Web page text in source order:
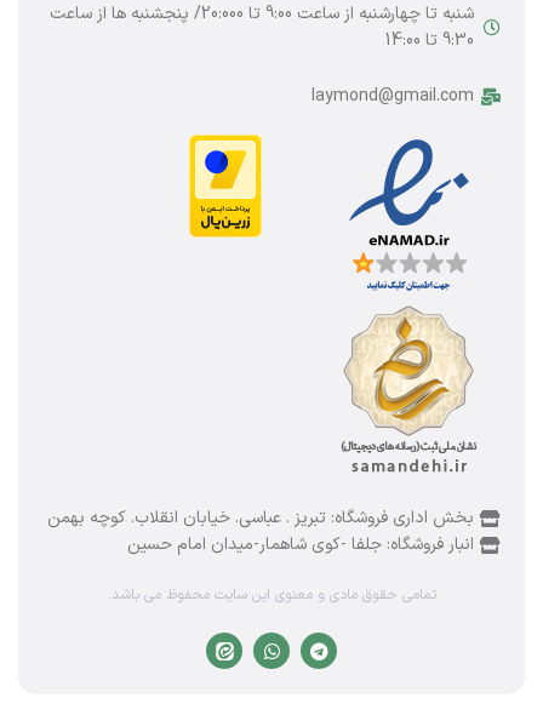
شنبه تا چهارشنبه از ساعت 9:00 تا 20:000/ پنجشنبه ها از ساعت
9:30 تا 14:00
laymond@gmail.com
بخش اداری فروشگاه: تبریز . عباسی. خیابان انقلاب. کوچه بهمن
انبار فروشگاه: جلفا -کوی شاهمار-میدان امام حسین
تمامی حقوق مادی و معنوی این سایت محفوظ می باشد.